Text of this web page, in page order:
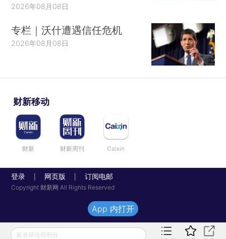
2026年08月08日
专栏｜沃什遭遇信任危机
2026年08月08日
财新移动
财新 财新周刊 Caixin
登录 网页版 订阅电邮
Copyright 财新网 All Rights Reserved
发表评论得积分
App 内打开